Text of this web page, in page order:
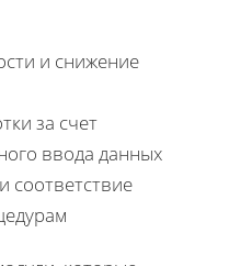
и снижение
за счет
ввода данных
соответствие